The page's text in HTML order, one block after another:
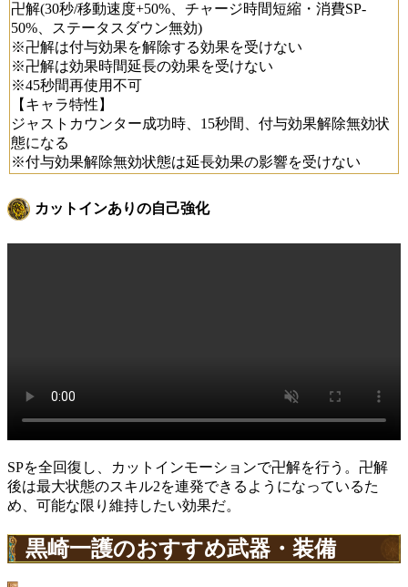
卍解(30秒/移動速度+50%、チャージ時間短縮・消費SP-
50%、ステータスダウン無効)
※卍解は付与効果を解除する効果を受けない
※卍解は効果時間延長の効果を受けない
※45秒間再使用不可
【キャラ特性】
ジャストカウンター成功時、15秒間、付与効果解除無効状
態になる
※付与効果解除無効状態は延長効果の影響を受けない
カットインありの自己強化
SPを全回復し、カットインモーションで卍解を行う。卍解
後は最大状態のスキル2を連発できるようになっているた
め、可能な限り維持したい効果だ。
黒崎一護のおすすめ武器・装備